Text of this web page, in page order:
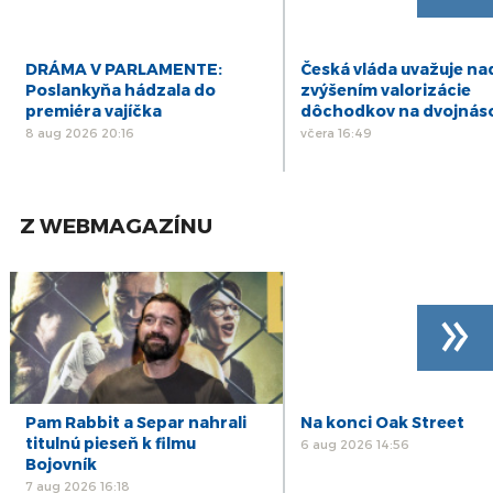
DRÁMA V PARLAMENTE:
Poslankyňa hádzala do
premiéra vajíčka
8 aug 2026 20:16
Česká vláda uvažuje
zvýšením valorizácie
dôchodkov na
včera 16:49
Z WEBMAGAZÍNU
Pam Rabbit a Separ nahrali
titulnú pieseň k filmu
Bojovník
7 aug 2026 16:18
Na konci Oak Street
6 aug 2026 14:56
»